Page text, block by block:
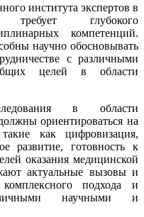
института экспертов в
требует глубокого
компетенций.
научно обосновывать
с различными
целей в области
в области
ориентироваться на
как цифровизация,
развитие, готовность к
оказания медицинской
актуальные вызовы и
подхода и
научными и